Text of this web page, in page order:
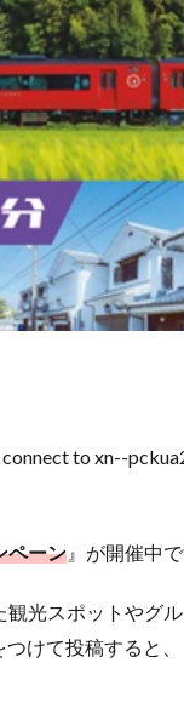
to xn--
ペーン 』が開催中で
観光スポットやグ
つけて投稿すると、
道の駅 鉄道ジオ
韓国料理 音楽
検索